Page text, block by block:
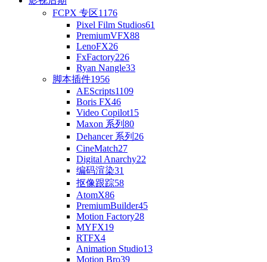
FCPX 专区1176
Pixel Film Studios61
PremiumVFX88
LenoFX26
FxFactory226
Ryan Nangle33
脚本插件1956
AEScripts1109
Boris FX46
Video Copilot15
Maxon 系列 80
Dehancer 系列 26
CineMatch27
Digital Anarchy22
编码渲染31
抠像跟踪58
AtomX86
PremiumBuilder45
Motion Factory28
MYFX19
RTFX4
Animation Studio13
Motion Bro39